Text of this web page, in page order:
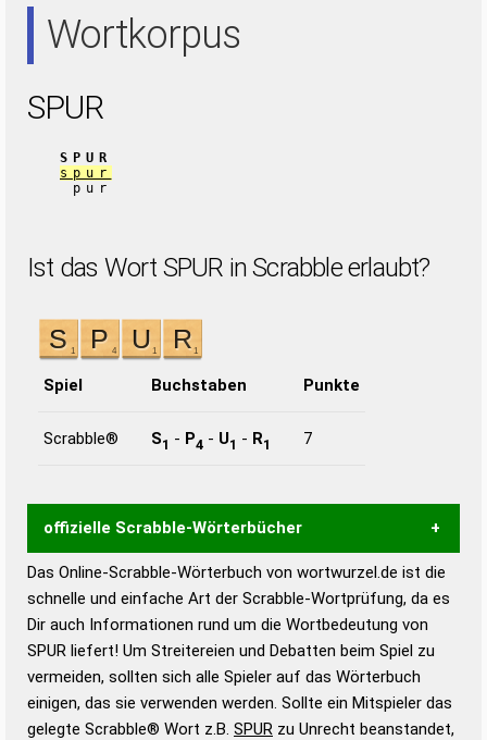
Wortkorpus
SPUR
SPUR
spur
pur
Ist das Wort SPUR in Scrabble erlaubt?
Spiel Buchstaben Punkte
Scrabble® S1 - P4 - U1 - R1 7
offizielle Scrabble-Wörterbücher
Wortwurzel liefert mit Hilfe eines semantischen
Wortanalyse-Algorithmus gute Anhaltspunkte zu
Wortbedeutung, Worttrennung und Wortform, um die
Gültigkeit eines Wortes für das Scrabble-Spiel zu
bestimmen!
zugelassene Turnier Scrabble-
Wörterbücher sind:
Das Online-Scrabble-Wörterbuch von wortwurzel.de ist die
schnelle und einfache Art der Scrabble-Wortprüfung, da es
Dir auch Informationen rund um die Wortbedeutung von
SPUR liefert! Um Streitereien und Debatten beim Spiel zu
vermeiden, sollten sich alle Spieler auf das Wörterbuch
einigen, das sie verwenden werden. Sollte ein Mitspieler das
gelegte Scrabble® Wort z.B. SPUR zu Unrecht beanstandet,